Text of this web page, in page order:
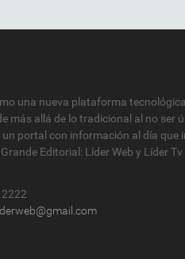
una nueva plataforma
más allá de lo tradicional al no ser
un portal con información al día que
Editorial: Líder Web y Líder Tv